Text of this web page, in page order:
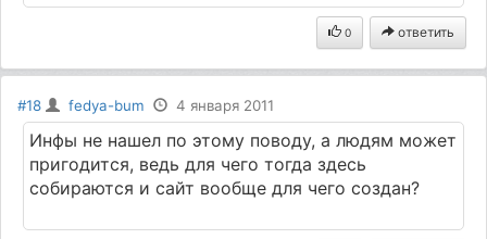
0 ответить
#18 fedya-bum 4 января 2011
Инфы не нашел по этому поводу, а людям может
пригодится, ведь для чего тогда здесь
собираются и сайт вообще для чего создан?